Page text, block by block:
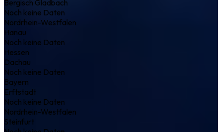
Bergisch Gladbach
Noch keine Daten
Nordrhein-Westfalen
Hanau
Noch keine Daten
Hessen
Dachau
Noch keine Daten
Bayern
Erftstadt
Noch keine Daten
Nordrhein-Westfalen
Steinfurt